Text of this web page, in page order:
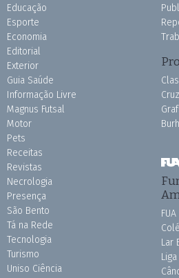
Educação
Esporte
Economia
Editorial
Exterior
Guia Saúde
Informação Livre
Magnus Futsal
Motor
Pets
Receitas
Revistas
Necrologia
Presença
São Bento
Tá na Rede
Tecnologia
Turismo
Uniso Ciência
Burh
FUA
Lar